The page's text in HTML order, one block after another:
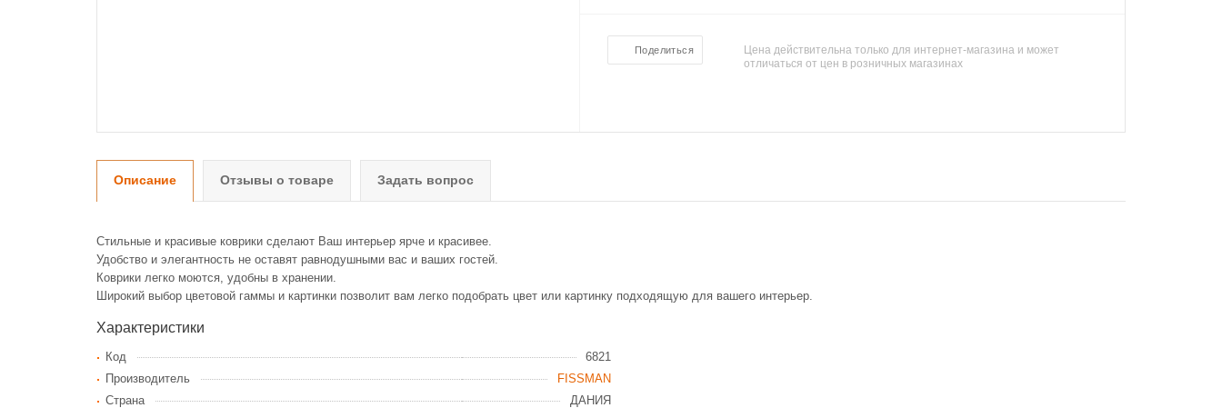
Поделиться
Цена действительна только для интернет-магазина и может
отличаться от цен в розничных магазинах
Описание Отзывы о товаре Задать вопрос
Стильные и красивые коврики сделают Ваш интерьер ярче и красивее.
Удобство и элегантность не оставят равнодушными вас и ваших гостей.
Коврики легко моются, удобны в хранении.
Широкий выбор цветовой гаммы и картинки позволит вам легко подобрать цвет или картинку подходящую для вашего интерьер.
Характеристики
Код
6821
Производитель
FISSMAN
Страна
ДАНИЯ